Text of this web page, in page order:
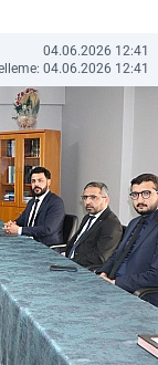
04.06.2026 12:41
04.06.2026 12:41